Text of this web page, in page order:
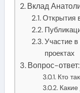
Вклад
Открытия
Участие
проектах
Вопрос-ответ:
Кто